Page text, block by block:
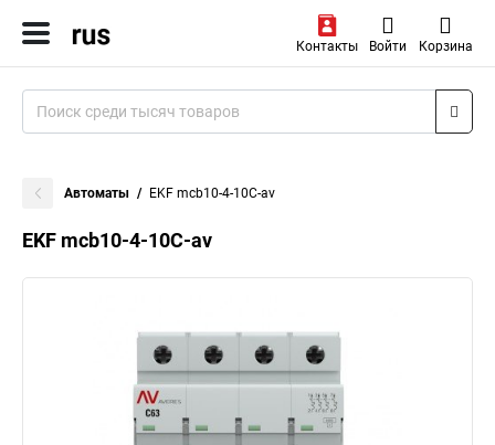
Контакты Войти Корзина
Автоматы EKF mcb10-4-10C-av
EKF mcb10-4-10C-av